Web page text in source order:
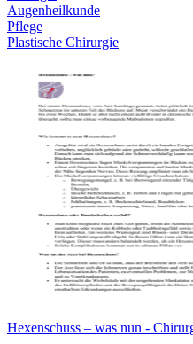
Augenheilkunde
Pflege
Plastische Chirurgie
Hexenschuss – was nun -